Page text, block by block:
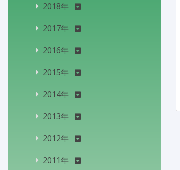
2018年
2017年
2016年
2015年
2014年
2013年
2012年
2011年